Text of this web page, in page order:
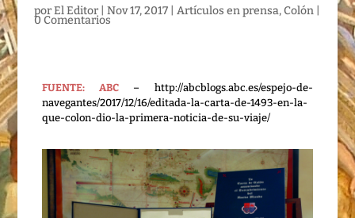
porEl Editor| Nov 17, 2017| Artículos en prensa,Colón|
0 Comentarios
FUENTE: ABC – http://abcblogs.abc.es/espejo-de-
navegantes/2017/12/16/editada-la-carta-de-1493-en-la-
que-colon-dio-la-primera-noticia-de-su-viaje/